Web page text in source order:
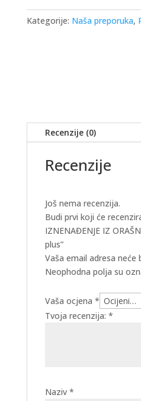
Healthy
Kategorije: Naša preporuka,
Recenzije (0)
Recenzije
Još nema recenzija.
Budi prvi koji će
IZNENAĐENJE IZ
plus”
Vaša email adresa neće
Neophodna polja su
Vaša ocjena *
Tvoja recenzija: *
Naziv *